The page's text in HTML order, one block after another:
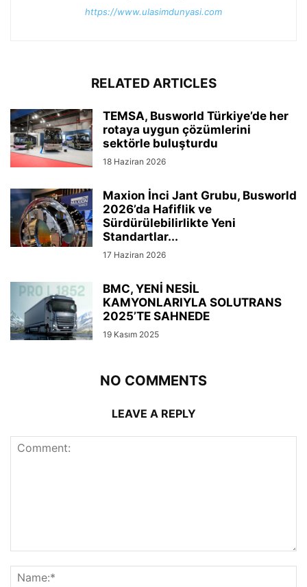
https://www.ulasimdunyasi.com
RELATED ARTICLES
TEMSA, Busworld Türkiye’de her
rotaya uygun çözümlerini
sektörle buluşturdu
18 Haziran 2026
Maxion İnci Jant Grubu, Busworld
2026’da Hafiflik ve
Sürdürülebilirlikte Yeni
Standartlar...
17 Haziran 2026
BMC, YENİ NESİL
KAMYONLARIYLA SOLUTRANS
2025’TE SAHNEDE
19 Kasım 2025
NO COMMENTS
LEAVE A REPLY